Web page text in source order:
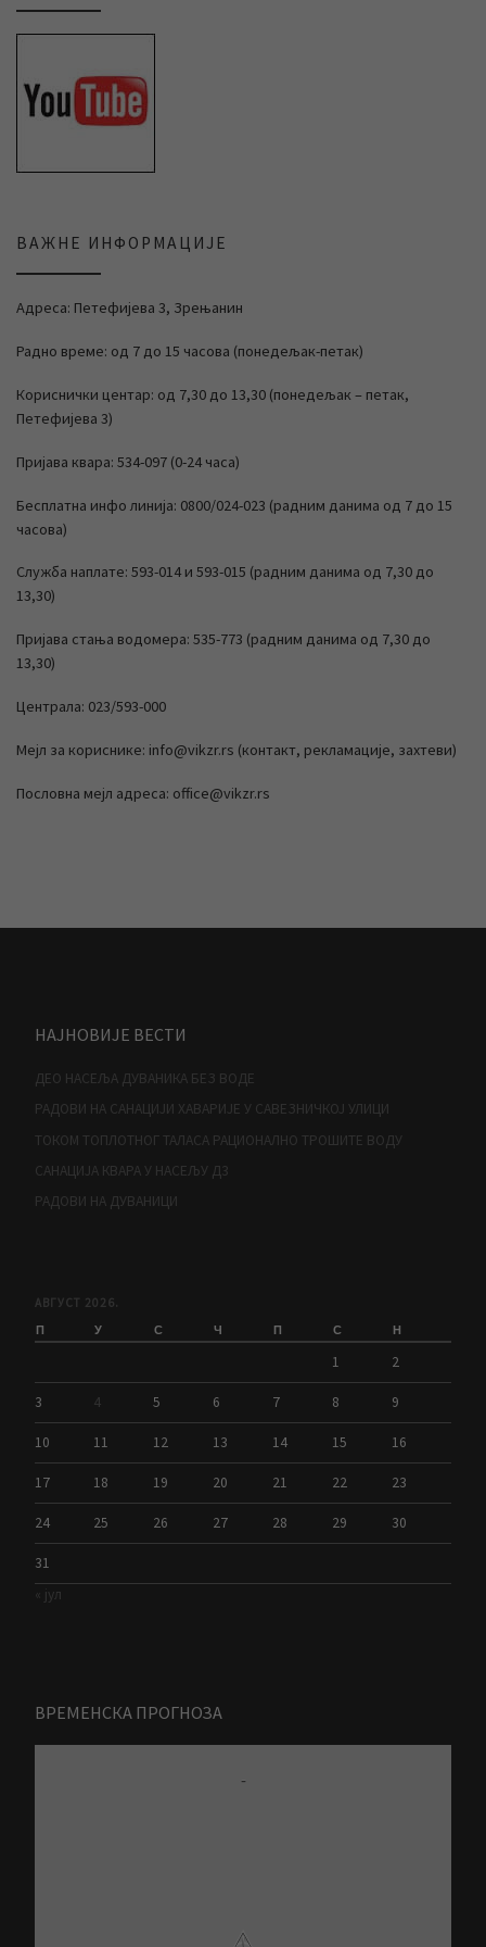
ВАЖНЕ ИНФОРМАЦИЈЕ
Адреса: Петефијева 3, Зрењанин
Радно време: од 7 до 15 часова (понедељак-петак)
Кориснички центар: од 7,30 до 13,30 (понедељак – петак,
Петефијева 3)
Пријава квара: 534-097 (0-24 часа)
Бесплатна инфо линија: 0800/024-023 (радним данима од 7 до 15
часова)
Служба наплате: 593-014 и 593-015 (радним данима од 7,30 до
13,30)
Пријава стања водомера: 535-773 (радним данима од 7,30 до
13,30)
Централа: 023/593-000
Мејл за кориснике: info@vikzr.rs (контакт, рекламације, захтеви)
Пословна мејл адреса: office@vikzr.rs
НАЈНОВИЈЕ ВЕСТИ
ДЕО НАСЕЉА ДУВАНИКА БЕЗ ВОДЕ
РАДОВИ НА САНАЦИЈИ ХАВАРИЈЕ У САВЕЗНИЧКОЈ УЛИЦИ
ТОКОМ ТОПЛОТНОГ ТАЛАСА РАЦИОНАЛНО ТРОШИТЕ ВОДУ
САНАЦИЈА КВАРА У НАСЕЉУ Д3
РАДОВИ НА ДУВАНИЦИ
АВГУСТ 2026.
П У С Ч П С Н
1 2
3 4 5 6 7 8 9
10 11 12 13 14 15 16
17 18 19 20 21 22 23
24 25 26 27 28 29 30
31
« јул
ВРЕМЕНСКА ПРОГНОЗА
-